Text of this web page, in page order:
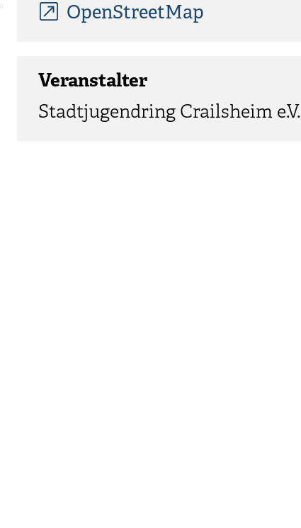
OpenStreetMap
Veranstalter
Stadtjugendring Crailsheim e.V.